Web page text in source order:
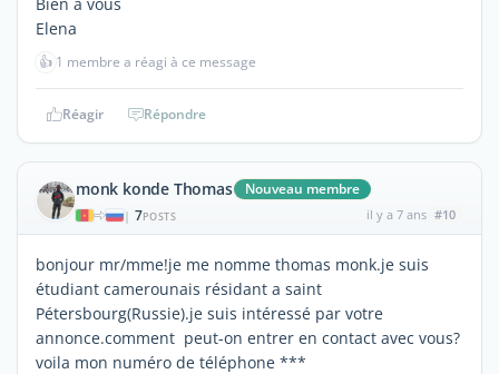
Elena
👍 1 membre a réagi à ce message
Réagir Répondre
monk konde Thomas Nouveau membre
| 7POSTS il y a 7 ans #10
bonjour mr/mme!je me nomme thomas monk.je suis
étudiant camerounais résidant a saint
Pétersbourg(Russie).je suis intéressé par votre
annonce.comment peut-on entrer en contact avec vous?
voila mon numéro de téléphone ***